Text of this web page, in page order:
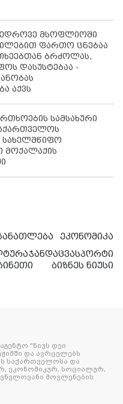
მსოფლიოში
ფართო ცნებაა
ბრძოლას,
დასუსტებაა -
აქვს
სამსახური
სახელმწიფო
მოქალაქის
ეკონომიკა
ჯანდაცვასპორტი
ბიზნეს ნიუსი
“ნიუს დეი
და ავრცელებს
საქართველოსა და
ეკონომიკურ, სოციალურ,
მოვლენების